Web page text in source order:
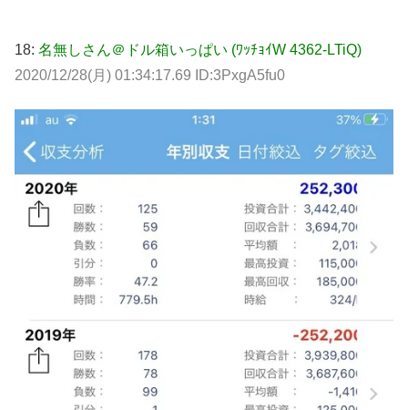
18: 名無しさん＠ドル箱いっぱい (ﾜｯﾁｮｲW 4362-LTiQ)
2020/12/28(月) 01:34:17.69 ID:3PxgA5fu0